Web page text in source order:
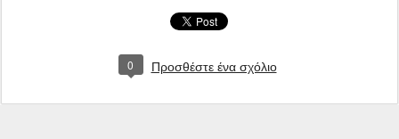
0 Προσθέστε ένα σχόλιο